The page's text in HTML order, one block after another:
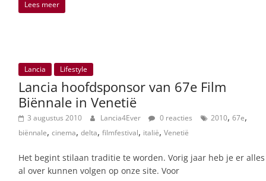
Lees meer
Lancia Lifestyle
Lancia hoofdsponsor van 67e Film
Biënnale in Venetië
3 augustus 2010 Lancia4Ever 0 reacties 2010, 67e,
biënnale, cinema, delta, filmfestival, italië, Venetië
Het begint stilaan traditie te worden. Vorig jaar heb je er alles
al over kunnen volgen op onze site. Voor